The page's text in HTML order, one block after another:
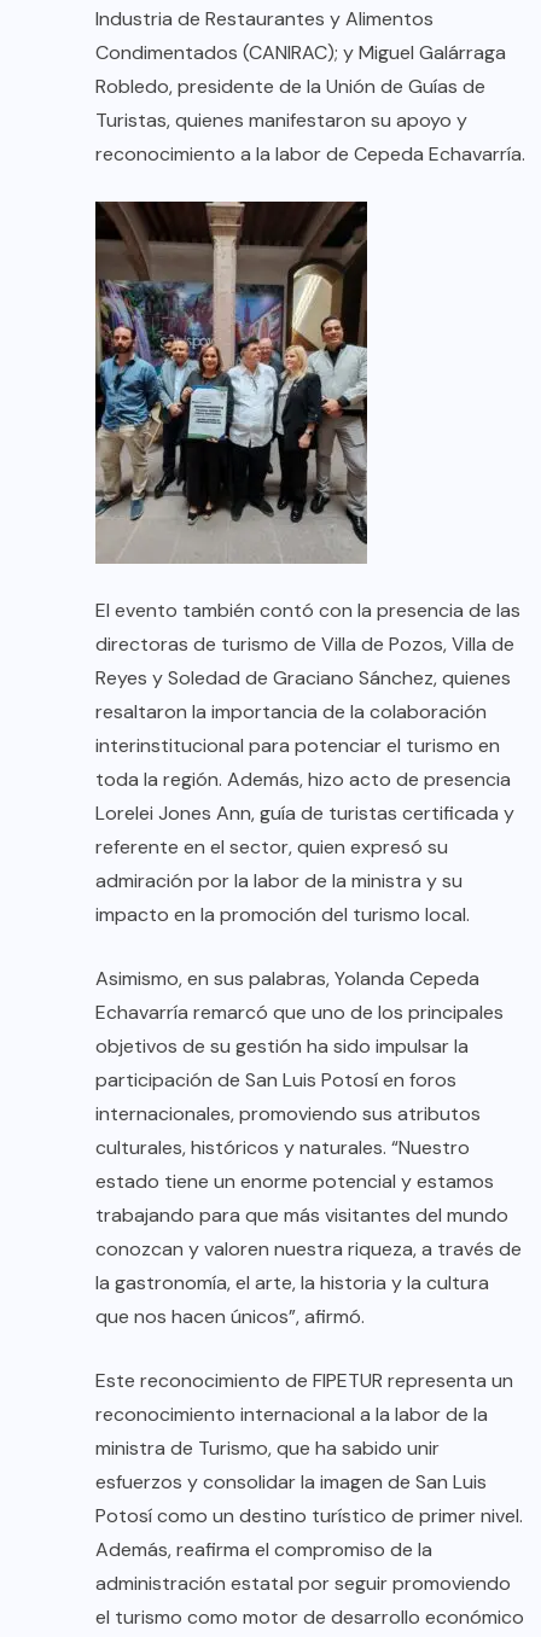
Industria de Restaurantes y Alimentos
Condimentados (CANIRAC); y Miguel Galárraga
Robledo, presidente de la Unión de Guías de
Turistas, quienes manifestaron su apoyo y
reconocimiento a la labor de Cepeda Echavarría.
El evento también contó con la presencia de las
directoras de turismo de Villa de Pozos, Villa de
Reyes y Soledad de Graciano Sánchez, quienes
resaltaron la importancia de la colaboración
interinstitucional para potenciar el turismo en
toda la región. Además, hizo acto de presencia
Lorelei Jones Ann, guía de turistas certificada y
referente en el sector, quien expresó su
admiración por la labor de la ministra y su
impacto en la promoción del turismo local.
Asimismo, en sus palabras, Yolanda Cepeda
Echavarría remarcó que uno de los principales
objetivos de su gestión ha sido impulsar la
participación de San Luis Potosí en foros
internacionales, promoviendo sus atributos
culturales, históricos y naturales. “Nuestro
estado tiene un enorme potencial y estamos
trabajando para que más visitantes del mundo
conozcan y valoren nuestra riqueza, a través de
la gastronomía, el arte, la historia y la cultura
que nos hacen únicos”, afirmó.
Este reconocimiento de FIPETUR representa un
reconocimiento internacional a la labor de la
ministra de Turismo, que ha sabido unir
esfuerzos y consolidar la imagen de San Luis
Potosí como un destino turístico de primer nivel.
Además, reafirma el compromiso de la
administración estatal por seguir promoviendo
el turismo como motor de desarrollo económico